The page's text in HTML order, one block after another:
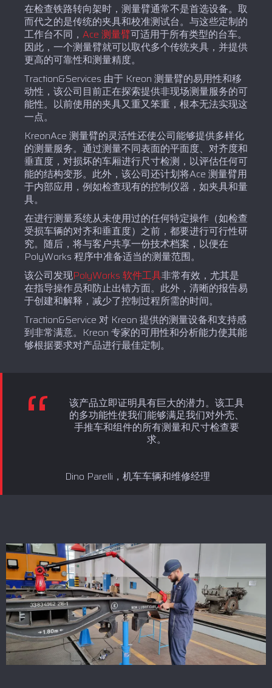
在检查铁路转向架时，测量臂通常不是首选设备。取
而代之的是传统的夹具和校准测试台。与这些定制的
工作台不同， Ace 测量臂可适用于所有类型的台车。
因此，一个测量臂就可以取代多个传统夹具，并提供
更高的可靠性和测量精度。
Traction&Services 由于 Kreon 测量臂的易用性和移
动性，该公司目前正在探索提供非现场测量服务的可
能性。以前使用的夹具又重又笨重，根本无法实现这
一点。
KreonAce 测量臂的灵活性还使公司能够提供多样化
的测量服务。通过测量不同表面的平面度、对齐度和
垂直度，对损坏的车厢进行尺寸检测，以评估任何可
能的结构变形。此外，该公司还计划将Ace 测量臂用
于内部应用，例如检查现有的控制仪器，如夹具和量
具。
在进行测量系统从未使用过的任何特定操作（如检查
受损车辆的对齐和垂直度）之前，都要进行可行性研
究。随后，将与客户共享一份技术档案，以便在
PolyWorks 程序中准备适当的测量范围。
该公司发现PolyWorks 软件工具非常有效，尤其是
在指导操作员和防止出错方面。此外，清晰的报告易
于创建和解释，减少了控制过程所需的时间。
Traction&Service 对 Kreon 提供的测量设备和支持感
到非常满意。Kreon 专家的可用性和分析能力使其能
够根据要求对产品进行最佳定制。
该产品立即证明具有巨大的潜力。该工具
的多功能性使我们能够满足我们对外壳、
手推车和组件的所有测量和尺寸检查要
求。
Dino Parelli，机车车辆和维修经理